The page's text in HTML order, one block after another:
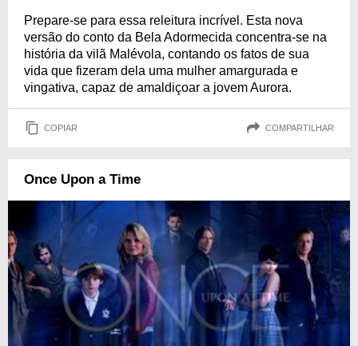
Prepare-se para essa releitura incrível. Esta nova
versão do conto da Bela Adormecida concentra-se na
história da vilã Malévola, contando os fatos de sua
vida que fizeram dela uma mulher amargurada e
vingativa, capaz de amaldiçoar a jovem Aurora.
COPIAR COMPARTILHAR
Once Upon a Time